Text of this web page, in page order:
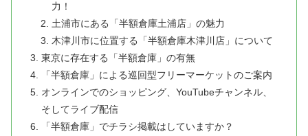
力！
土浦市にある「半額倉庫土浦店」の魅力
木津川市に位置する「半額倉庫木津川店」について
東京に存在する「半額倉庫」の有無
「半額倉庫」による巡回型フリーマーケットのご案内
オンラインでのショッピング、YouTubeチャンネル、
そしてライブ配信
「半額倉庫」でチラシ掲載はしていますか？